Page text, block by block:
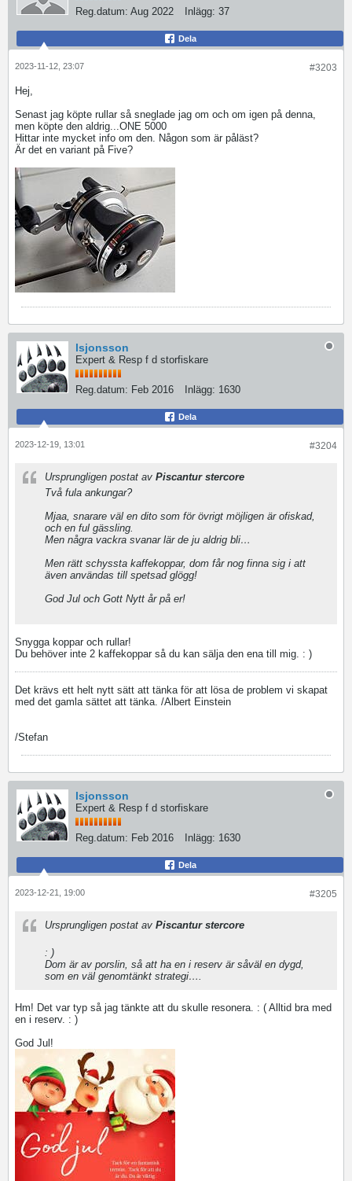
Reg.datum: Aug 2022 Inlägg: 37
Dela
#3203
2023-11-12, 23:07
Hej,
Senast jag köpte rullar så sneglade jag om och om igen på denna,
men köpte den aldrig...ONE 5000
Hittar inte mycket info om den. Någon som är påläst?
Är det en variant på Five?
lsjonsson
Expert & Resp f d storfiskare
Reg.datum: Feb 2016 Inlägg: 1630
Dela
#3204
2023-12-19, 13:01
Ursprungligen postat av Piscantur stercore
Två fula ankungar?
Mjaa, snarare väl en dito som för övrigt möjligen är ofiskad,
och en ful gässling.
Men några vackra svanar lär de ju aldrig bli…
Men rätt schyssta kaffekoppar, dom får nog finna sig i att
även användas till spetsad glögg!
God Jul och Gott Nytt år på er!
Snygga koppar och rullar!
Du behöver inte 2 kaffekoppar så du kan sälja den ena till mig. : )
Det krävs ett helt nytt sätt att tänka för att lösa de problem vi skapat
med det gamla sättet att tänka. /Albert Einstein
/Stefan
lsjonsson
Expert & Resp f d storfiskare
Reg.datum: Feb 2016 Inlägg: 1630
Dela
#3205
2023-12-21, 19:00
Ursprungligen postat av Piscantur stercore
: )
Dom är av porslin, så att ha en i reserv är såväl en dygd,
som en väl genomtänkt strategi….
Hm! Det var typ så jag tänkte att du skulle resonera. : ( Alltid bra med
en i reserv. : )
God Jul!